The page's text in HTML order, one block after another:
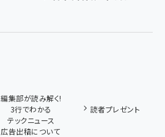
編集部が読み解く!
3行でわかる
テックニュース
読者プレゼント
広告出稿について